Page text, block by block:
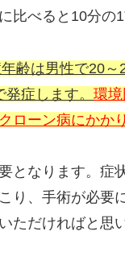
比べると10分の1
齢は男性で20
症します。 環
ーン病にかか
となります。症
り、手術が必要
ただければと思